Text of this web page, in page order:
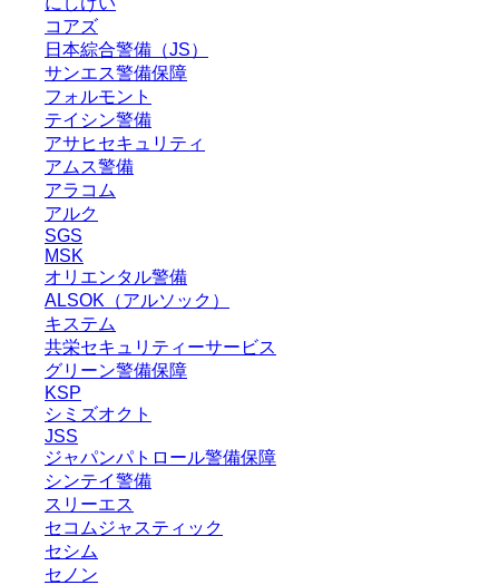
コアズ
日本綜合警備（JS）
サンエス警備保障
フォルモント
テイシン警備
アサヒセキュリティ
アムス警備
アラコム
アルク
SGS
MSK
オリエンタル警備
ALSOK（アルソック）
キステム
共栄セキュリティーサービス
グリーン警備保障
KSP
シミズオクト
JSS
ジャパンパトロール警備保障
シンテイ警備
スリーエス
セコムジャスティック
セシム
セノン